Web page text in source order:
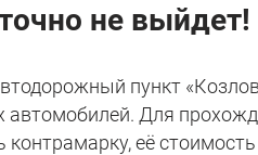
не выйдет!
пункт
автомобилей. Для
контрамарку, её